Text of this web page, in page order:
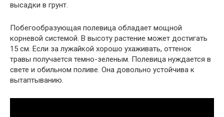
высадки в грунт.
Побегообразующая полевица обладает мощной
корневой системой. В высоту растение может достигать
15 см. Если за лужайкой хорошо ухаживать, оттенок
травы получается темно-зеленым. Полевица нуждается в
свете и обильном поливе. Она довольно устойчива к
вытаптыванию.